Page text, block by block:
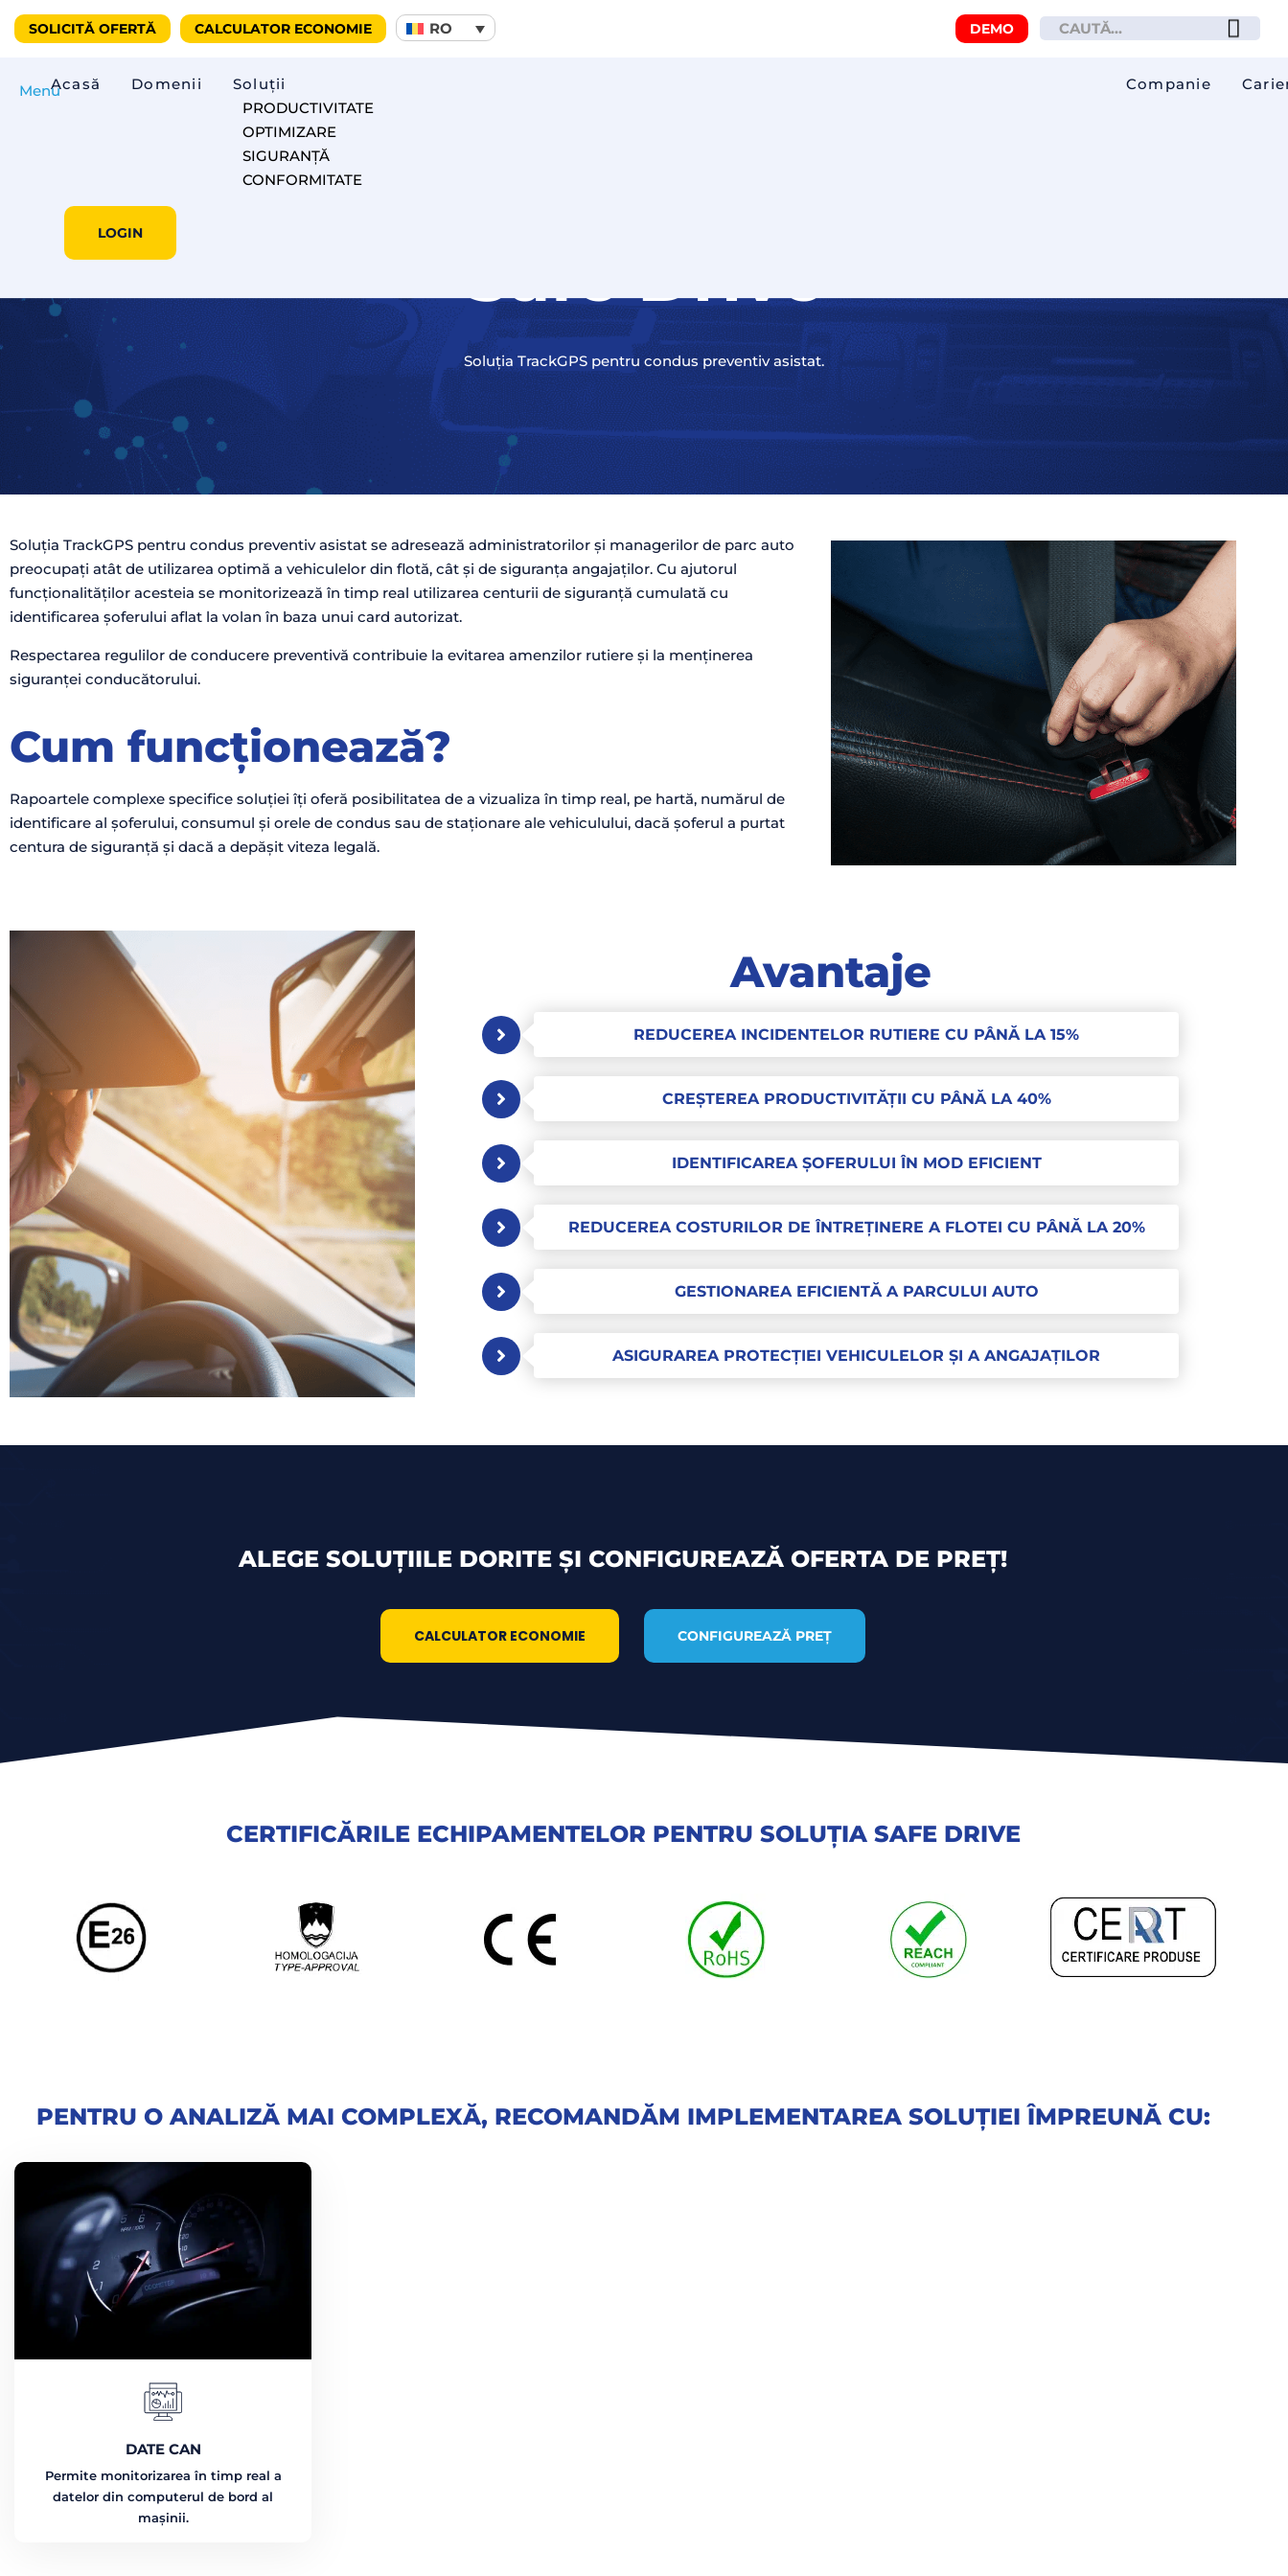
SOLICITĂ OFERTĂ CALCULATOR ECONOMIE RO DEMO
MenuAcasă Domenii
Soluții
PRODUCTIVITATE
OPTIMIZARE
SIGURANȚĂ
CONFORMITATE
Companie
LOGIN
Safe Drive
Soluția TrackGPS pentru condus preventiv asistat.
Soluția TrackGPS pentru condus preventiv asistat se adresează administratorilor și managerilor de parc auto
preocupați atât de utilizarea optimă a vehiculelor din flotă, cât și de siguranța angajaților. Cu ajutorul
funcționalităților acesteia se monitorizează în timp real utilizarea centurii de siguranță cumulată cu
identificarea șoferului aflat la volan în baza unui card autorizat.
Respectarea regulilor de conducere preventivă contribuie la evitarea amenzilor rutiere și la menținerea
siguranței conducătorului.
Cum funcționează?
Rapoartele complexe specifice soluției îți oferă posibilitatea de a vizualiza în timp real, pe hartă, numărul de
identificare al șoferului, consumul și orele de condus sau de staționare ale vehiculului, dacă șoferul a purtat
centura de siguranță și dacă a depășit viteza legală.
Avantaje
REDUCEREA INCIDENTELOR RUTIERE CU PÂNĂ LA 15%
CREȘTEREA PRODUCTIVITĂȚII CU PÂNĂ LA 40%
IDENTIFICAREA ȘOFERULUI ÎN MOD EFICIENT
REDUCEREA COSTURILOR DE ÎNTREȚINERE A FLOTEI CU PÂNĂ LA 20%
GESTIONAREA EFICIENTĂ A PARCULUI AUTO
ASIGURAREA PROTECȚIEI VEHICULELOR ȘI A ANGAJAȚILOR
ALEGE SOLUȚIILE DORITE ȘI CONFIGUREAZĂ OFERTA DE PREȚ!
CALCULATOR ECONOMIE CONFIGUREAZĂ PREȚ
CERTIFICĂRILE ECHIPAMENTELOR PENTRU SOLUȚIA SAFE DRIVE
PENTRU O ANALIZĂ MAI COMPLEXĂ, RECOMANDĂM IMPLEMENTAREA SOLUȚIEI ÎMPREUNĂ CU:
DATE CAN
Permite monitorizarea în timp real a
datelor din computerul de bord al
mașinii.